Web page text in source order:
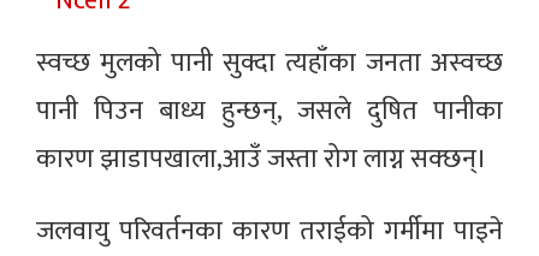
स्वच्छ मुलको पानी सुक्दा त्यहाँका जनता अस्वच्छ
पानी पिउन बाध्य हुन्छन्, जसले दुषित पानीका
कारण झाडापखाला,आउँ जस्ता रोग लाग्न सक्छन्।
जलवायु परिवर्तनका कारण तराईको गर्मीमा पाइने